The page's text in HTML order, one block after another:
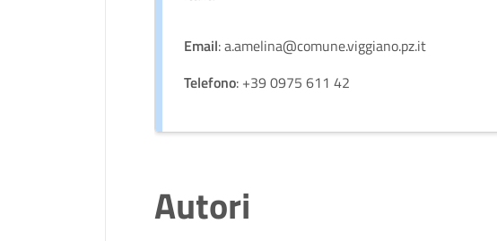
Email: a.amelina@comune.viggiano.pz.it
Telefono: +39 0975 611 42
Autori